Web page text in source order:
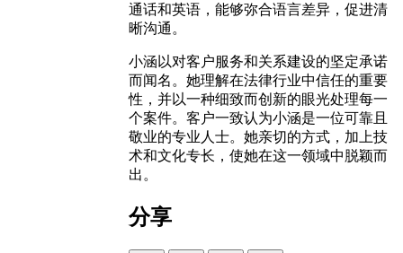
通话和英语，能够弥合语言差异，促进清
晰沟通。
小涵以对客户服务和关系建设的坚定承诺
而闻名。她理解在法律行业中信任的重要
性，并以一种细致而创新的眼光处理每一
个案件。客户一致认为小涵是一位可靠且
敬业的专业人士。她亲切的方式，加上技
术和文化专长，使她在这一领域中脱颖而
出。
分享